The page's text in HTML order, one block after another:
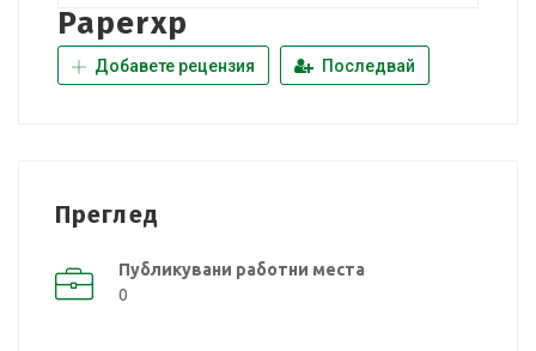
Paperxp
Добавете рецензия Последвай
Преглед
Публикувани работни места
0